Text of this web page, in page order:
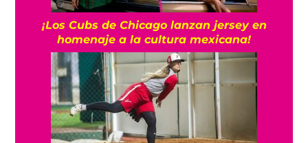
¡Los Cubs de Chicago lanzan jersey en
homenaje a la cultura mexicana!